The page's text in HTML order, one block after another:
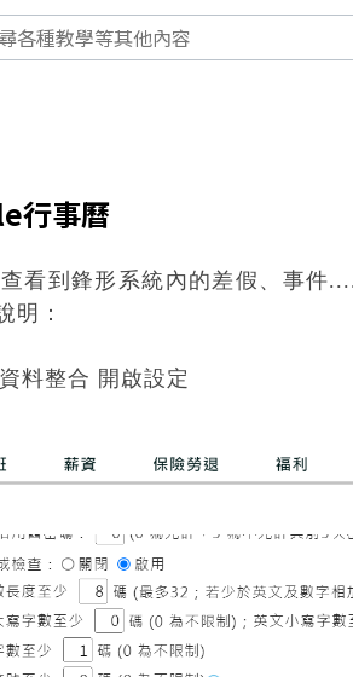
行事曆
看到鋒形系統內的差假、事件
明：
料整合 開啟設定